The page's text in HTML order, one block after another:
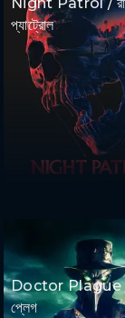
প্যাট্রোল
Doctor Plague /
প্লেগ